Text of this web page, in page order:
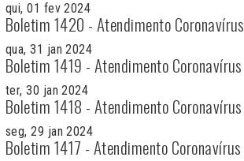
qui, 01 fev 2024
Boletim 1420 - Atendimento Coronavírus
qua, 31 jan 2024
Boletim 1419 - Atendimento Coronavírus
ter, 30 jan 2024
Boletim 1418 - Atendimento Coronavírus
seg, 29 jan 2024
Boletim 1417 - Atendimento Coronavírus